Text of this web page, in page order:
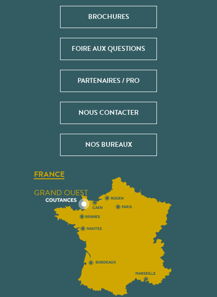
BROCHURES
FOIRE AUX QUESTIONS
PARTENAIRES / PRO
NOUS CONTACTER
NOS BUREAUX
FRANCE
GRAND OUEST